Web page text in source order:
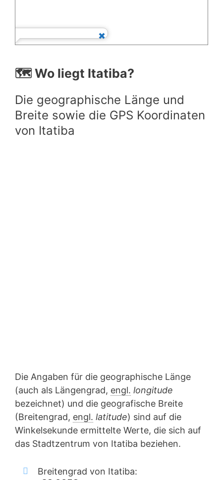
🗺️ Wo liegt Itatiba?
Die geographische Länge und
Breite sowie die GPS Koordinaten
von Itatiba
Die Angaben für die geographische Länge
(auch als Längengrad, engl. longitude
bezeichnet) und die geografische Breite
(Breitengrad, engl. latitude) sind auf die
Winkelsekunde ermittelte Werte, die sich auf
das Stadtzentrum von Itatiba beziehen.
Breitengrad von Itatiba: